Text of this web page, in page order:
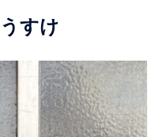
すけ